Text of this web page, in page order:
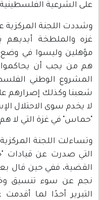
على الشرعية الفلسطينية
وشددت اللجنة
غزه والملطخة أيديهم
مؤهلين وليسوا في
هم من يجب أن يحاكموا
المشروع الوطني
شعبنا وكذلك إصرارهم
لا يخدم سوى الاحتلال
"حماس" في غزة التي لا
وتساءلت اللجنة
التي صدرت عن
القضية، ففي حين قال
نجم عن سوء تنسيق
التبرير أحدًا لما